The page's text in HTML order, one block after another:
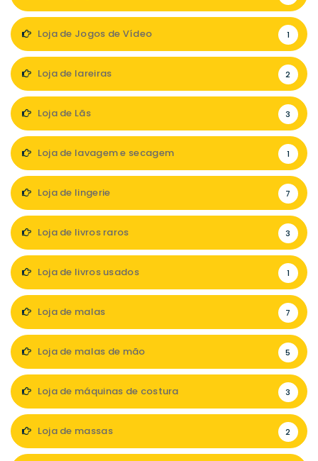
Loja de Jogos de Vídeo 1
Loja de lareiras 2
Loja de Lãs 3
Loja de lavagem e secagem 1
Loja de lingerie 7
Loja de livros raros 3
Loja de livros usados 1
Loja de malas 7
Loja de malas de mão 5
Loja de máquinas de costura 3
Loja de massas 2